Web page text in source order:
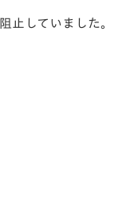
止していました。